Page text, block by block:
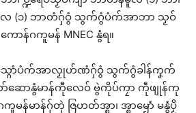
လ (၁) ဘာတံဂှ်ဝွံ သွက်ဂွံပံက်အာဘာ သၟဝ်
ာန်ဂကူမန် MNEC နွံရ။
ဂောံပံက်အာလၟုဟ်ဏံဂှ်ဝွံ သွက်ဂွံခါန်ကၞက်
ော်ဆောနွံမာန်ကီုလေဝ် ဗွဲကိုပ်ကၠာ ကဵုဖျုန်ကု
မာန်ဂှ်တုဲ ဇြဟတ်အ္စာ၊ အ္စာၝောံ မနွံပၟိ